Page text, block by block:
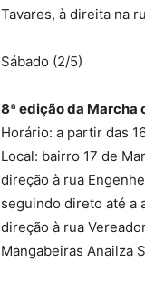
Tavares, à direita na
Sábado (2/5)
8ª edição da Marcha
Horário: a partir das
Local: bairro 17 de
direção à rua
seguindo direto até a
direção à rua
Mangabeiras Anailza